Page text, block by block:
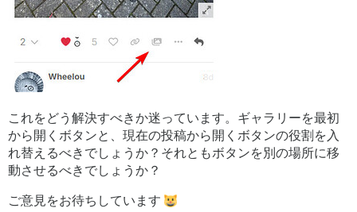
これをどう解決すべきか迷っています。ギャラリーを最初
から開くボタンと、現在の投稿から開くボタンの役割を入
れ替えるべきでしょうか？それともボタンを別の場所に移
動させるべきでしょうか？
ご意見をお待ちしています